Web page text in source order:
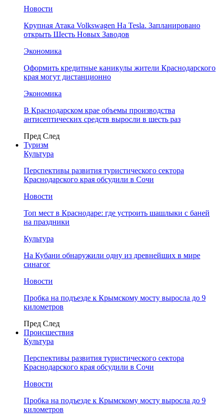
Новости
Крупная Атака Volkswagen На Tesla. Запланировано
открыть Шесть Новых Заводов
Экономика
Оформить кредитные каникулы жители Краснодарского
края могут дистанционно
Экономика
В Краснодарском крае объемы производства
антисептических средств выросли в шесть раз
Пред След
Туризм
Культура
Перспективы развития туристического сектора
Краснодарского края обсудили в Сочи
Новости
Топ мест в Краснодаре: где устроить шашлыки с баней
на праздники
Культура
На Кубани обнаружили одну из древнейших в мире
синагог
Новости
Пробка на подъезде к Крымскому мосту выросла до 9
километров
Пред След
Происшествия
Культура
Перспективы развития туристического сектора
Краснодарского края обсудили в Сочи
Новости
Пробка на подъезде к Крымскому мосту выросла до 9
километров